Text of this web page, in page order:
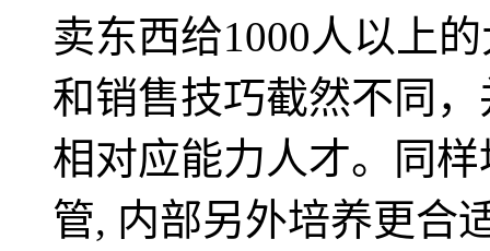
卖东西给1000人以上
和销售技巧截然不同
相对应能力人才。同
管, 内部另外培养更合